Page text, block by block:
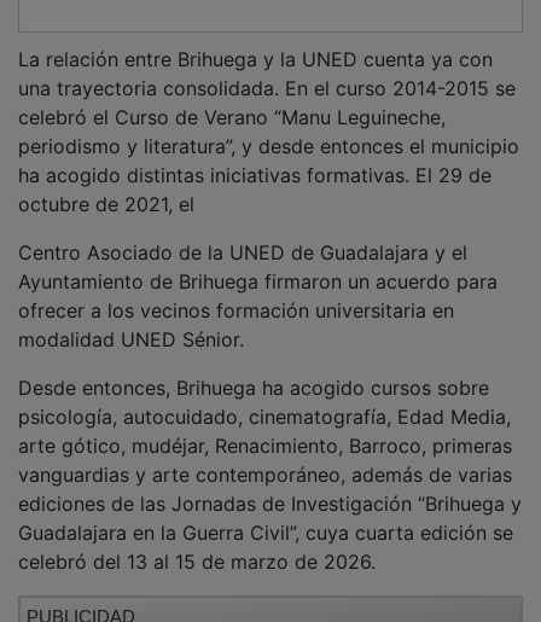
una trayectoria consolidada. En el curso 2014-2015 se
celebró el Curso de Verano “Manu Leguineche,
periodismo y literatura”, y desde entonces el municipio
ha acogido distintas iniciativas formativas. El 29 de
octubre de 2021, el
Ayuntamiento de Brihuega firmaron un acuerdo para
ofrecer a los vecinos formación universitaria en
modalidad UNED Sénior.
psicología, autocuidado, cinematografía, Edad Media,
arte gótico, mudéjar, Renacimiento, Barroco, primeras
vanguardias y arte contemporáneo, además de varias
ediciones de las Jornadas de Investigación “Brihuega y
Guadalajara en la Guerra Civil”, cuya cuarta edición se
celebró del 13 al 15 de marzo de 2026.